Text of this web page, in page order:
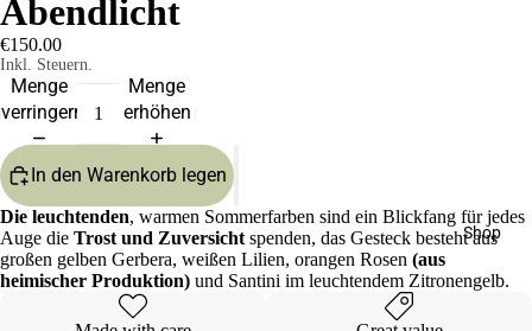
Shop
Abendlicht
€150.00
Inkl. Steuern.
Menge
verringern
Menge
erhöhen
In den Warenkorb legen
Die leuchtenden, warmen Sommerfarben sind ein Blickfang für jedes
Auge die Trost und Zuversicht spenden, das Gesteck besteht aus
großen gelben Gerbera, weißen Lilien, orangen Rosen (aus
heimischer Produktion) und Santini im leuchtendem Zitronengelb.